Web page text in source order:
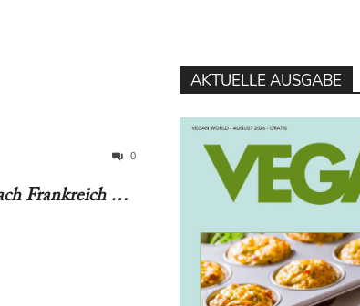
0
Frankreich …
AKTUELLE AUSGABE